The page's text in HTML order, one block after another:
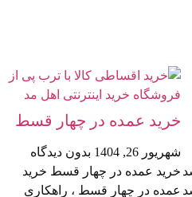
شد
شد
خرید عمده در چهار قسط
شهریور 26, 1404
بدون دیدگاه
خرید عمده در چهار قسط خرید
عمده در چهار قسط ، راهکاری